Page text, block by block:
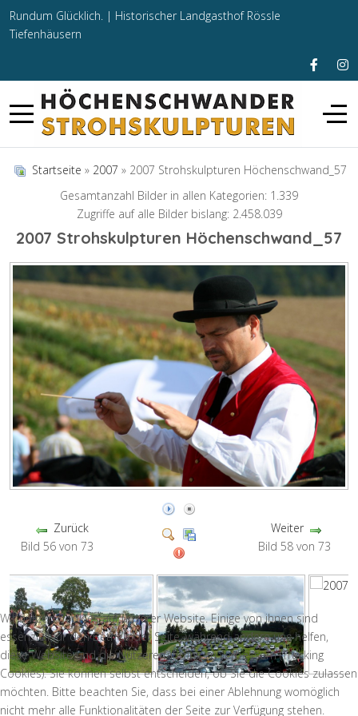
Rundum Glücklich. | Historischer Landgasthof Rössle
Tiefenhäusern
Startseite » 2007 » 2007 Strohskulpturen Höchenschwand_57
Gesamtanzahl Bilder in allen Kategorien: 1.339
Zugriffe auf alle Bilder bislang: 2.458.039
2007 Strohskulpturen Höchenschwand_57
Zurück
Bild 56 von 73
Weiter
Bild 58 von 73
Wir nutzen Cookies auf unserer Website. Einige von ihnen sind
essenziell für den Betrieb der Seite, während andere uns helfen,
diese Website und die Nutzererfahrung zu verbessern (Tracking
Cookies). Sie können selbst entscheiden, ob Sie die Cookies zulassen
möchten. Bitte beachten Sie, dass bei einer Ablehnung womöglich
nicht mehr alle Funktionalitäten der Seite zur Verfügung stehen.